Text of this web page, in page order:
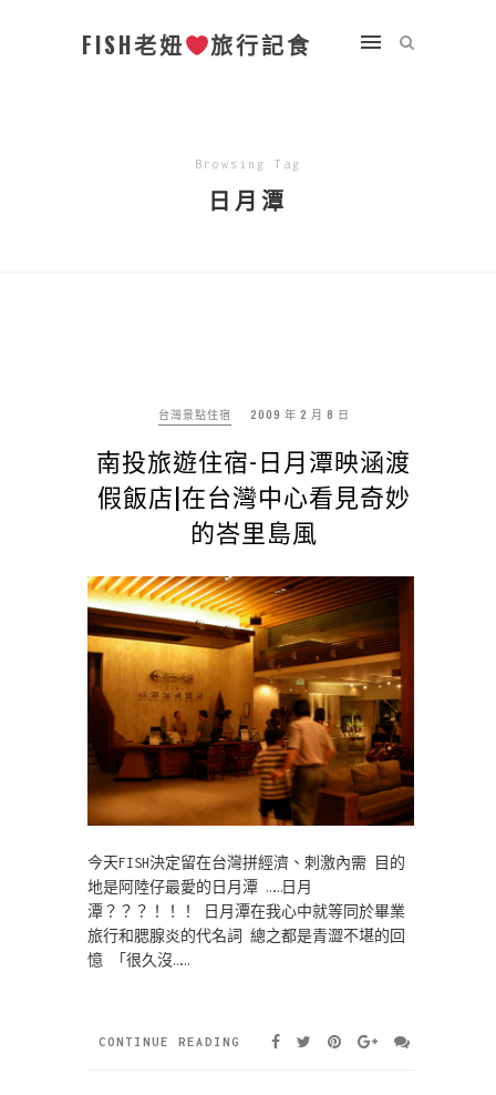
FISH老妞 旅行記食
Browsing Tag
日月潭
台灣景點住宿 2009 年 2 月 8 日
南投旅遊住宿-日月潭映涵渡
假飯店|在台灣中心看見奇妙
的峇里島風
今天FISH決定留在台灣拼經濟、刺激內需 目的
地是阿陸仔最愛的日月潭 ……日月
潭？？？！！！ 日月潭在我心中就等同於畢業
旅行和腮腺炎的代名詞 總之都是青澀不堪的回
憶 「很久沒……
CONTINUE READING